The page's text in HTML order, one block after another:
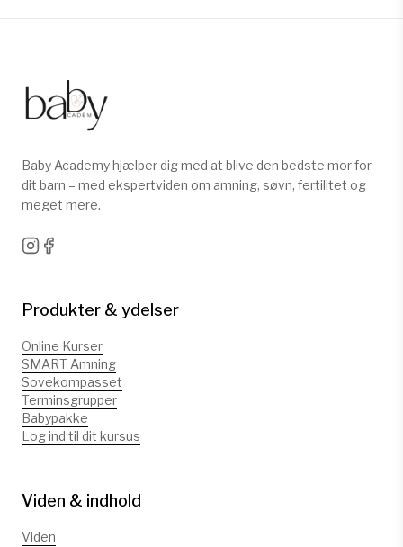
Baby Academy hjælper dig med at blive den bedste mor for
dit barn – med ekspertviden om amning, søvn, fertilitet og
meget mere.
Produkter & ydelser
Online Kurser
SMART Amning
Sovekompasset
Terminsgrupper
Babypakke
Log ind til dit kursus
Viden & indhold
Viden